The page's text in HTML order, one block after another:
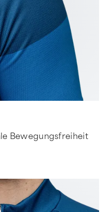
Bewegungsfreiheit